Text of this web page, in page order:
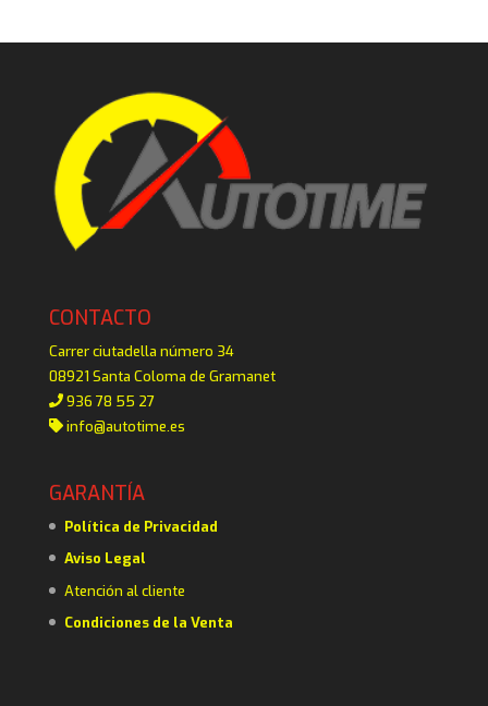
CONTACTO
Carrer ciutadella número 34
08921 Santa Coloma de Gramanet
936 78 55 27
info@autotime.es
GARANTÍA
Política de Privacidad
Aviso Legal
Atención al cliente
Condiciones de la Venta